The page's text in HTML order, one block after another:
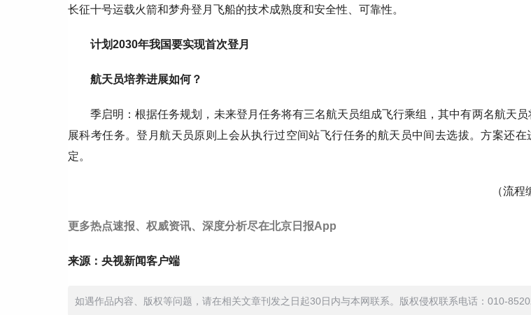
长征十号运载火箭和梦舟登月飞船的技术成熟度和安全性、可靠性。
计划2030年我国要实现首次登月
航天员培养进展如何？
季启明：根据任务规划，未来登月任务将有三名航天员组成飞行乘组，其中有两名航天
展科考任务。登月航天员原则上会从执行过空间站飞行任务的航天员中间去选拔。方案还在
定。
（流程
更多热点速报、权威资讯、深度分析尽在北京日报App
来源：央视新闻客户端
如遇作品内容、版权等问题，请在相关文章刊发之日起30日内与本网联系。版权侵权联系电话：010-